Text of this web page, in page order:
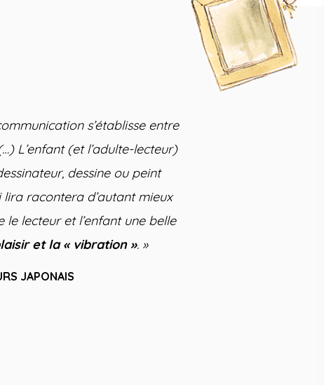
s’établisse entre
L’enfant (et l’adulte-lecteur)
dessine ou peint
racontera d’autant mieux
le lecteur et l’enfant une belle
et la « vibration ». »
JAPONAIS